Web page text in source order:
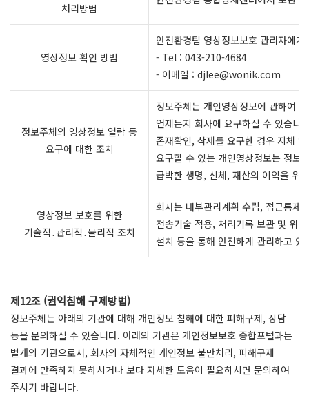
처리방법
영상정보 확인 방법
안전환경팀 영상정보보호 관리자에게
- Tel : 043-210-4684
- 이메일 : djlee@wonik.com
정보주체의 영상정보 열람 등
요구에 대한 조치
정보주체는 개인영상정보에 관하여
언제든지 회사에 요구하실 수 있습니
존재확인, 삭제를 요구한 경우 지체
요구할 수 있는 개인영상정보는 정보
급박한 생명, 신체, 재산의 이익을 위
영상정보 보호를 위한
기술적․관리적․물리적 조치
회사는 내부관리계획 수립, 접근통제
전송기술 적용, 처리기록 보관 및 위∙
설치 등을 통해 안전하게 관리하고 있
제12조 (권익침해 구제방법)
정보주체는 아래의 기관에 대해 개인정보 침해에 대한 피해구제, 상담
등을 문의하실 수 있습니다. 아래의 기관은 개인정보보호 종합포털과는
별개의 기관으로서, 회사의 자체적인 개인정보 불만처리, 피해구제
결과에 만족하지 못하시거나 보다 자세한 도움이 필요하시면 문의하여
주시기 바랍니다.